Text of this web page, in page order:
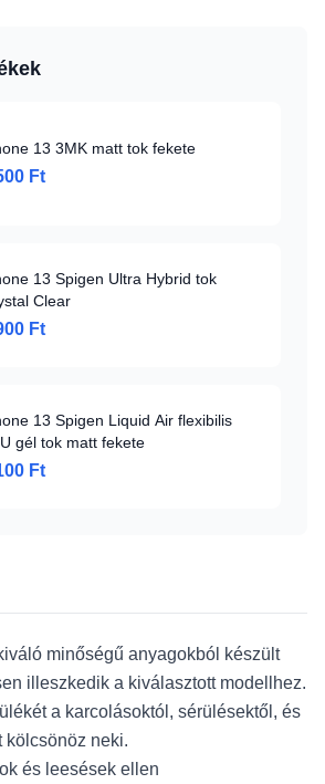
13 3MK matt tok fekete
Ft
13 Spigen Ultra Hybrid tok
Clear
Ft
13 Spigen Liquid Air flexibilis
gél tok matt fekete
Ft
minőségű anyagokból készült
illeszkedik a kiválasztott modellhez.
a karcolásoktól, sérülésektől, és
kölcsönöz neki.
és leesések ellen